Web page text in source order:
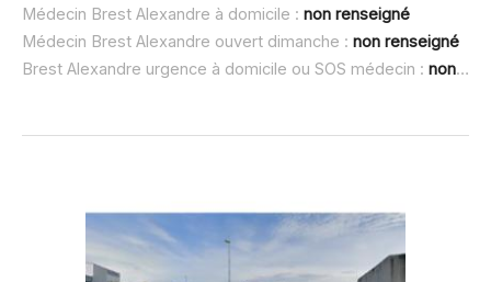
Médecin Brest Alexandre à domicile : non renseigné
Médecin Brest Alexandre ouvert dimanche : non renseigné
Brest Alexandre urgence à domicile ou SOS médecin : non renseigné